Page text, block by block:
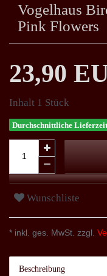
Vogelhaus
Pink Flowers
23,90
Inhalt 1 Stück
Durchschnittliche
Wunschliste
* inkl. ges. MwSt. zzgl.
Beschreibung